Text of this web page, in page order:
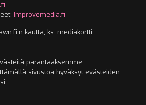
Improvemedia.fi
kautta, ks. mediakortti
parantaaksemme
sivustoa hyväksyt evästeiden